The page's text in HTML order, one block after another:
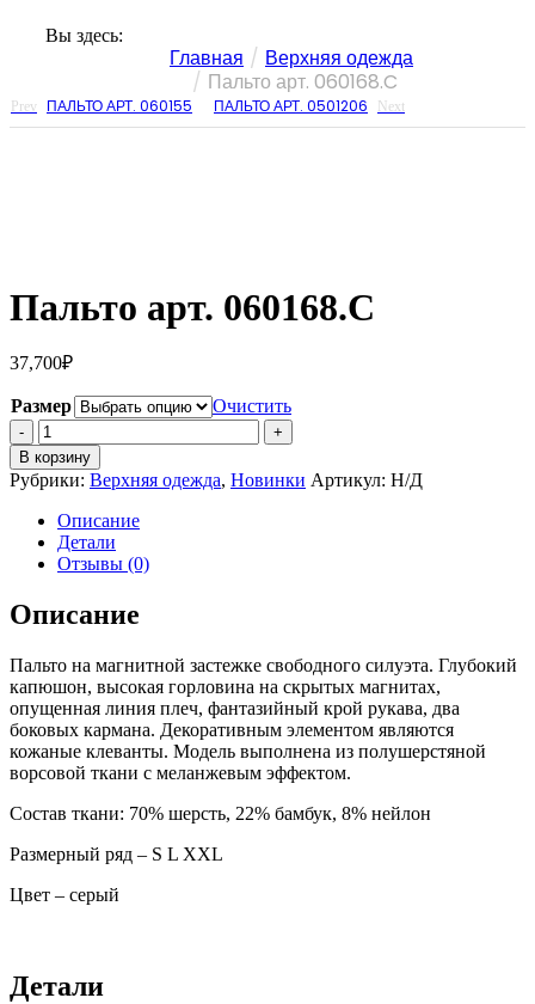
Вы здесь:
Главная
Верхняя одежда
Пальто арт. 060168.C
Prev ПАЛЬТО АРТ. 060155 ПАЛЬТО АРТ. 0501206 Next
Пальто арт. 060168.C
37,700₽
Размер
Очистить
Количество
Пальто
арт.
060168.C
В корзину
Рубрики: Верхняя одежда, Новинки Артикул: Н/Д
Описание
Детали
Отзывы (0)
Описание
Пальто на магнитной застежке свободного силуэта. Глубокий
капюшон, высокая горловина на скрытых магнитах,
опущенная линия плеч, фантазийный крой рукава, два
боковых кармана. Декоративным элементом являются
кожаные клеванты. Модель выполнена из полушерстяной
ворсовой ткани с меланжевым эффектом.
Состав ткани: 70% шерсть, 22% бамбук, 8% нейлон
Размерный ряд – S L XXL
Цвет – серый
Детали